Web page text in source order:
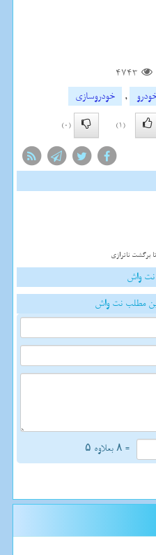
4743
,
خودروسازی
(1)
(0)
نت واش
مطلب نت واش
= ۸ بعلاوه ۵